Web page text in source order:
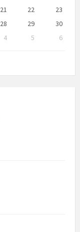
21 22
23
28 29
30
4 5
6